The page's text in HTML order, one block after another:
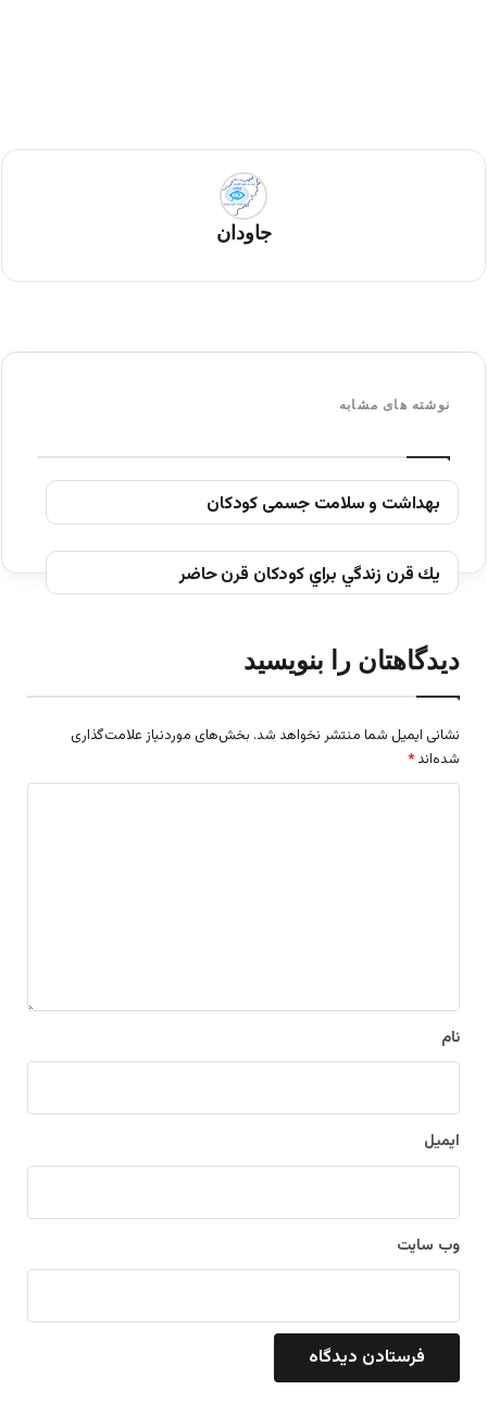
جاودان
نوشته های مشابه
بهداشت و سلامت جسمی کودکان
يك قرن زندگي براي كودكان قرن حاضر
دیدگاهتان را بنویسید
نشانی ایمیل شما منتشر نخواهد شد. بخش‌های موردنیاز علامت‌گذاری
شده‌اند *
نام
ایمیل
وب‌ سایت